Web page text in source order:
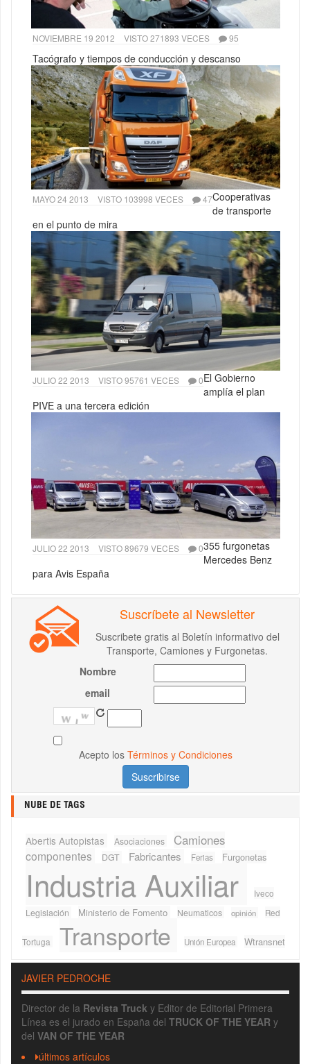
NOVIEMBRE 19 2012 VISTO 271893 VECES 95
Tacógrafo y tiempos de conducción y descanso
MAYO 24 2013 VISTO 103998 VECES 47Cooperativas
de transporte
en el punto de mira
JULIO 22 2013 VISTO 95761 VECES 0El Gobierno
amplía el plan
PIVE a una tercera edición
JULIO 22 2013 VISTO 89679 VECES 0355 furgonetas
Mercedes Benz
para Avis España
Suscríbete al Newsletter
Suscribete gratis al Boletín informativo del
Transporte, Camiones y Furgonetas.
Nombre
email
Acepto los Términos y Condiciones
NUBE DE TAGS
Abertis Autopistas Asociaciones Camiones
componentes DGT Fabricantes Ferias Furgonetas
Industria Auxiliar
Iveco
Legislación
Ministerio de Fomento Neumaticos opinión Red
Tortuga Transporte Unión Europea Wtransnet
JAVIER PEDROCHE
Director de la Revista Truck y Editor de Editorial Primera
Línea es el jurado en España del TRUCK OF THE YEAR y
del VAN OF THE YEAR
últimos artículos